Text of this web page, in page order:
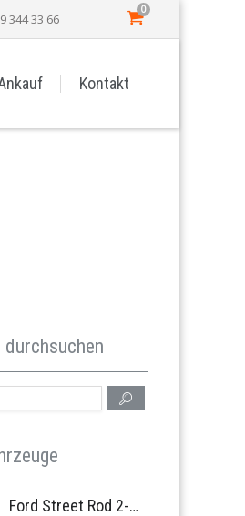
344 33 66
0
Kontakt
durchsuchen
Ford Street Rod 2-Door V8 Aut. 1937